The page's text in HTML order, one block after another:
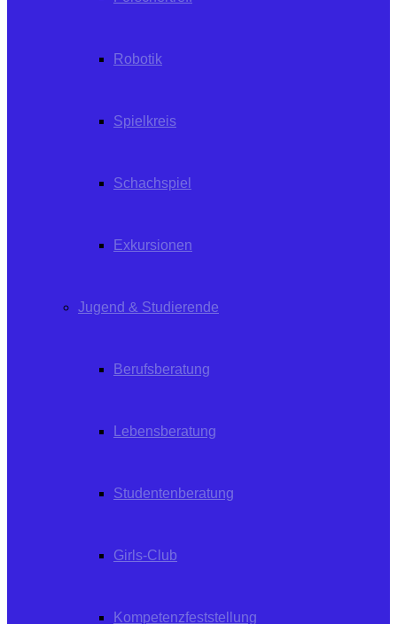
Robotik
Spielkreis
Schachspiel
Exkursionen
Jugend & Studierende
Berufsberatung
Lebensberatung
Studentenberatung
Girls-Club
Kompetenzfeststellung